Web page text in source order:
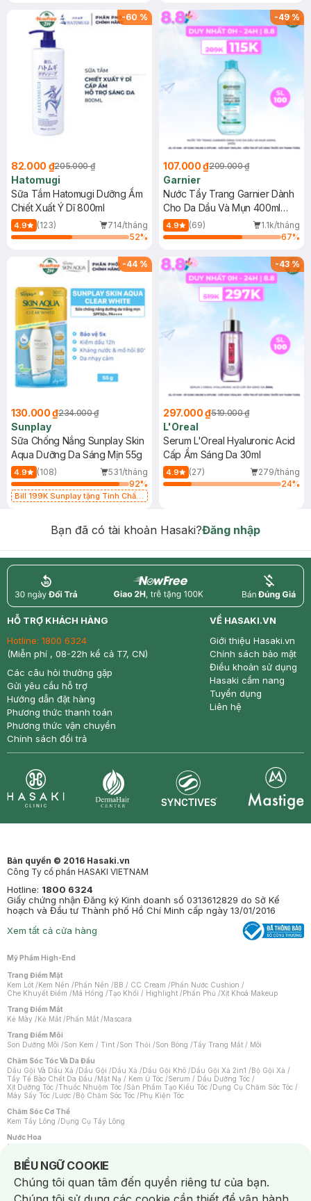
(SL có hạn)
-60 %
82.000 ₫205.000 ₫
Hatomugi
Sữa Tắm Hatomugi Dưỡng Ẩm
Chiết Xuất Ý Dĩ 800ml
4.9 (123)
714/tháng
52%
-49%
107.000 ₫209.000 ₫
Garnier
Nước Tẩy Trang Garnier Dành
Cho Da Dầu Và Mụn 400ml
(Mới)
4.9 (69)
1.1k/tháng
67%
-44 %
130.000 ₫234.000 ₫
Sunplay
Sữa Chống Nắng Sunplay Skin
Aqua Dưỡng Da Sáng Mịn 55g
4.9 (108)
531/tháng
92%
Bill 199K Sunplay tặng Tinh Chất
-43%
297.000 ₫519.000 ₫
L'Oreal
Serum L'Oreal Hyaluronic Acid
Cấp Ẩm Sáng Da 30ml
4.9 (27)
279/tháng
24%
Bạn đã có tài khoản Hasaki?Đăng nhập
return nowfree price
HỖ TRỢ KHÁCH HÀNG
Hotline: 1800 6324
(Miễn phí , 08-22h kể cả T7, CN)
Các câu hỏi thường gặp
Gửi yêu cầu hỗ trợ
Hướng dẫn đặt hàng
Phương thức thanh toán
Phương thức vận chuyển
Chính sách đổi trả
VỀ HASAKI.VN
Giới thiệu Hasaki.vn
Chính sách bảo mật
Điều khoản sử dụng
Hasaki cẩm nang
Tuyển dụng
Liên hệ
Bản quyền © 2016 Hasaki.vn
Công Ty cổ phần HASAKI VIETNAM
Hotline: 1800 6324
Giấy chứng nhận Đăng ký Kinh doanh số 0313612829 do Sở Kế
hoạch và Đầu tư Thành phố Hồ Chí Minh cấp ngày 13/01/2016
Xem tất cả cửa hàng
Mỹ Phẩm High-End
Trang Điểm Mặt
Kem Lót /Kem Nền /Phấn Nền /BB / CC Cream /Phấn Nước Cushion /
Che Khuyết Điểm /Má Hồng /Tạo Khối / Highlight /Phấn Phủ /Xịt Khoá Makeup
Trang Điểm Mắt
Kẻ Mày /Kẻ Mắt /Phấn Mắt /Mascara
Trang Điểm Môi
Son Dưỡng Môi /Son Kem / Tint /Son Thỏi /Son Bóng /Tẩy Trang Mắt / Môi
Chăm Sóc Tóc Và Da Đầu
Dầu Gội Và Dầu Xả /Dầu Gội /Dầu Xả /Dầu Gội Khô /Dầu Gội Xả 2in1 /Bộ Gội Xả /
Tẩy Tế Bào Chết Da Đầu /Mặt Nạ / Kem Ủ Tóc /Serum / Dầu Dưỡng Tóc /
Xịt Dưỡng Tóc /Thuốc Nhuộm Tóc /Sản Phẩm Tạo Kiểu Tóc /Dụng Cụ Chăm Sóc Tóc /
Máy Sấy Tóc /Lược /Bộ Chăm Sóc Tóc /Phụ Kiện Tóc
Chăm Sóc Cơ Thể
Kem Tẩy Lông /Dụng Cụ Tẩy Lông
Nước Hoa
Nước Hoa Nữ
Chăm Sóc Cá Nhân
Chống Muỗi /Khẩu Trang /Máy Massage/Mặt Nạ Xông Hơi /Nước Rửa Tay/
Sản Phẩm Chăm Sóc Khác /Bàn Chải Đánh Răng /Bàn Chải Điện/
Hỗ Trợ Trắng Răng/Kem Đánh Răng /Máy Tăm Nước/ Nước Súc Miệng/
BIỂU NGỮ COOKIE
Notice about cookies usage
Chúng tôi quan tâm đến quyền riêng tư của bạn.